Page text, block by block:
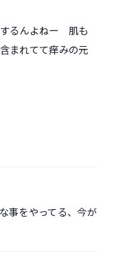
るんよねー 肌も
まれてて痒みの元
事をやってる、今が